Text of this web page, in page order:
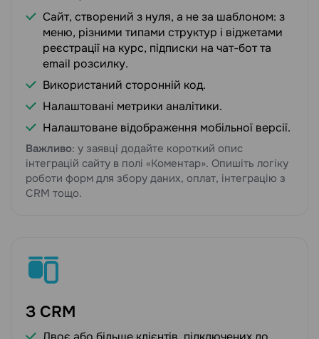
Сайт, створений з нуля, а не за шаблоном: з
меню, різними типами структур і віджетами
реєстрації на курс, підписки на чат-бот та
email розсилку.
Використаний сторонній код.
Налаштовані метрики аналітики.
Налаштоване відображення мобільної версії.
Важливо: у заявці додайте короткий опис
інтеграцій сайту в полі «Коментар». Опишіть логіку
роботи форм для збору даних, оплат, інтеграцію з
CRM тощо.
З CRM